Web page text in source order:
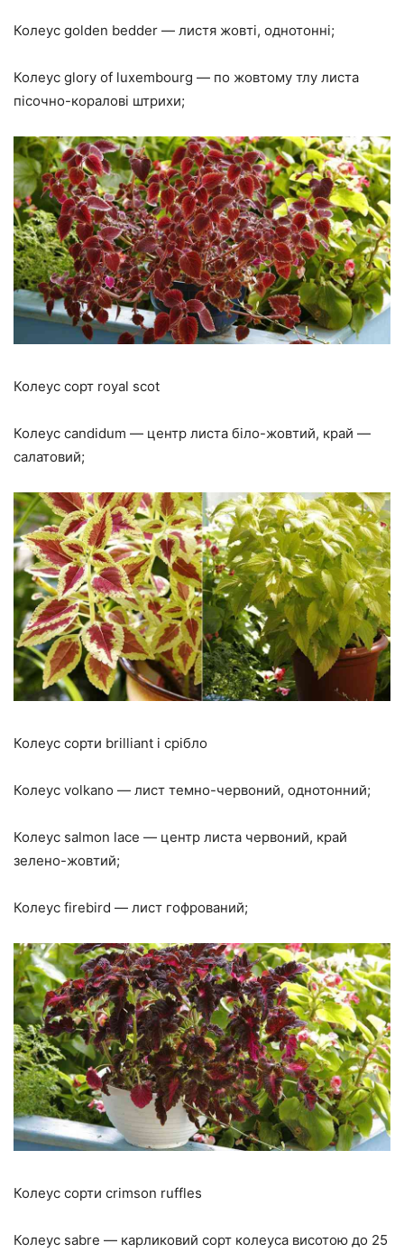
Колеус golden bedder — листя жовті, однотонні;
Колеус glory of luxembourg — по жовтому тлу листа
пісочно-коралові штрихи;
Колеус сорт royal scot
Колеус candidum — центр листа біло-жовтий, край —
салатовий;
Колеус сорти brilliant і срібло
Колеус volkano — лист темно-червоний, однотонний;
Колеус salmon lace — центр листа червоний, край
зелено-жовтий;
Колеус firebird — лист гофрований;
Колеус сорти crimson ruffles
Колеус sabre — карликовий сорт колеуса висотою до 25